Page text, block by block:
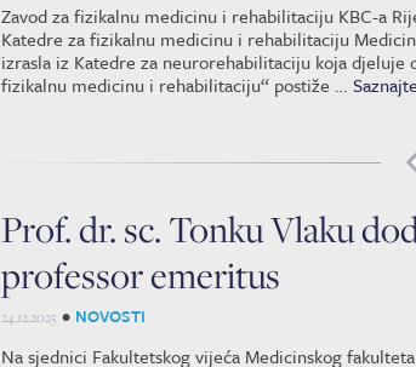
Zavod za fizikalnu medicinu i rehabilitaciju KBC-a
Katedre za fizikalnu medicinu i rehabilitaciju
izrasla iz Katedre za neurorehabilitaciju koja djeluje
fizikalnu medicinu i rehabilitaciju“ postiže …
Prof. dr. sc. Tonku Vlaku
professor emeritus
24.12.2025 • NOVOSTI
Na sjednici Fakultetskog vijeća Medicinskog